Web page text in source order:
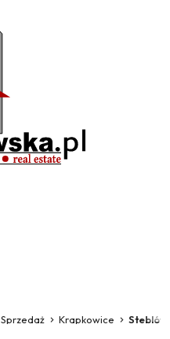
Sprzedaż Krapkowice Steblów